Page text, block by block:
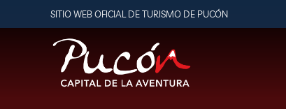
SITIO WEB OFICIAL DE TURISMO DE PUCÓN